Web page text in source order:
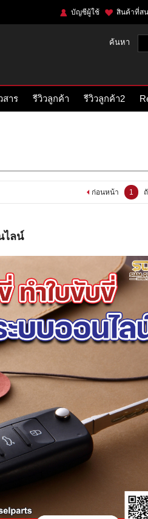
สินค้าที่ส
บัญชีผู้ใช้
ค้นหา
สาร รีวิวลูกค้า รีวิวลูกค้า2
ก่อนหน้า 1
ไลน์